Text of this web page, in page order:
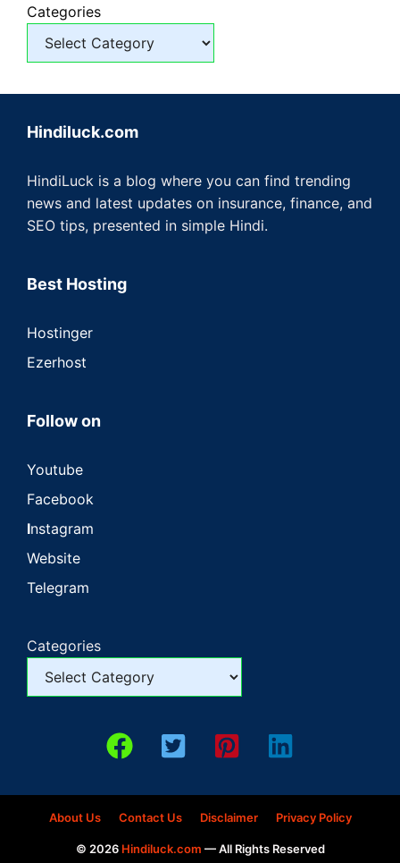
Categories
Hindiluck.com
HindiLuck is a blog where you can find trending
news and latest updates on insurance, finance, and
SEO tips, presented in simple Hindi.
Best Hosting
Hostinger
Ezerhost
Follow on
Youtube
Facebook
Instagram
Website
Telegram
Categories
About Us Contact Us Disclaimer Privacy Policy
© 2026 Hindiluck.com — All Rights Reserved